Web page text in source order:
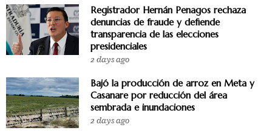
Registrador Hernán Penagos rechaza
denuncias de fraude y defiende
transparencia de las elecciones
presidenciales
2 days ago
Bajó la producción de arroz en Meta y
Casanare por reducción del área
sembrada e inundaciones
2 days ago